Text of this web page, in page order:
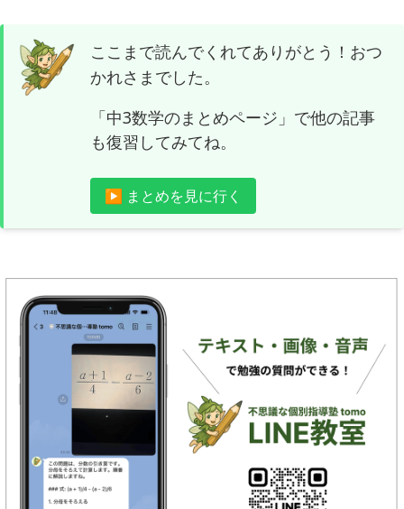
ここまで読んでくれてありがとう！おつ
かれさまでした。
「中3数学のまとめページ」で他の記事
も復習してみてね。
▶ まとめを見に行く